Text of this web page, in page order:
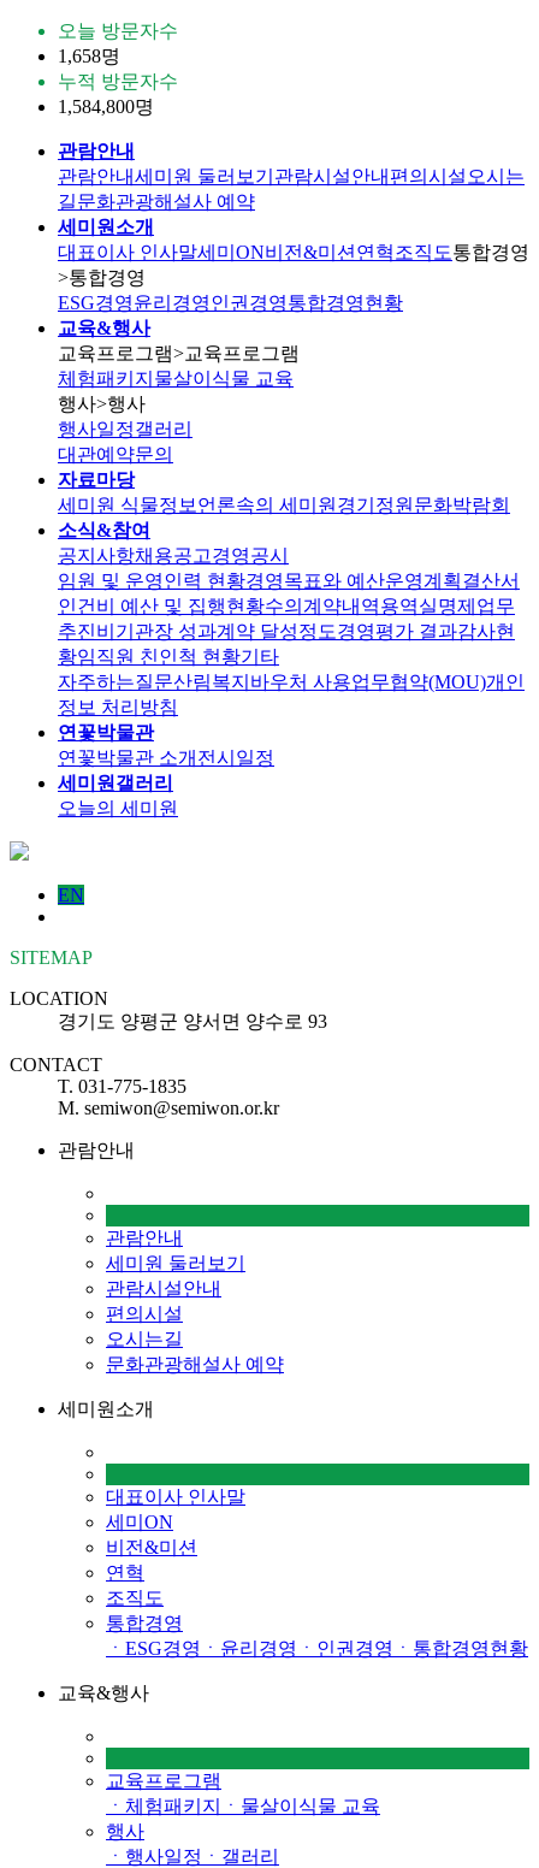
오늘 방문자수
1,658명
누적 방문자수
1,584,800명
관람안내
관람안내세미원 둘러보기 관람시설안내 편의시설 오시는
길문화관광해설사 예약
세미원소개
대표이사 인사말세미ON비전&미션 연혁조직도통합경영
>통합경영
ESG경영윤리경영인권경영통합경영현황
교육&행사
교육프로그램>교육프로그램
체험패키지 물살이식물 교육
행사>행사
행사일정갤러리
대관예약문의
자료마당
세미원 식물정보 언론속의 세미원 경기정원문화박람회
소식&참여
공지사항채용공고경영공시
임원 및 운영인력 현황경영목표와 예산운영계획결산서
인건비 예산 및 집행현황수의계약내역용역실명제 업무
추진비 기관장 성과계약 달성정도경영평가 결과감사현
황임직원 친인척 현황기타
자주하는질문산림복지바우처 사용업무협약(MOU)개인
정보 처리방침
연꽃박물관
연꽃박물관 소개 전시일정
세미원갤러리
오늘의 세미원
EN
SITEMAP
LOCATION
경기도 양평군 양서면 양수로 93
CONTACT
T. 031-775-1835
M. semiwon@semiwon.or.kr
관람안내
관람안내
세미원 둘러보기
관람시설안내
편의시설
오시는길
문화관광해설사 예약
세미원소개
대표이사 인사말
세미ON
비전&미션
연혁
조직도
통합경영
ㆍESG경영 ㆍ윤리경영 ㆍ인권경영 ㆍ통합경영현황
교육&행사
교육프로그램
ㆍ체험패키지
ㆍ물살이식물 교육
행사
ㆍ행사일정 ㆍ갤러리